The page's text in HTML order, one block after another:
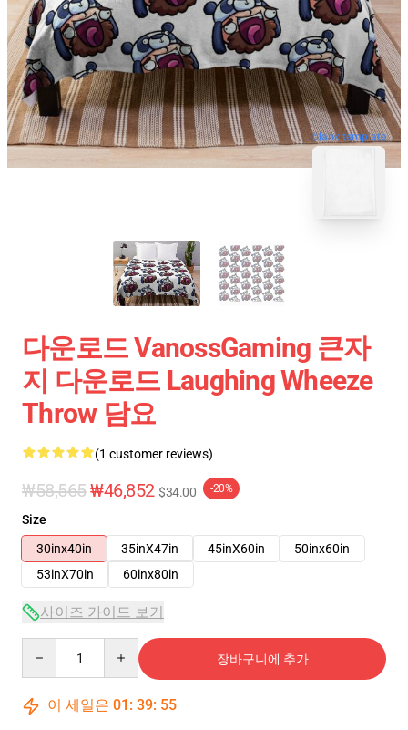
blank template
다운로드 VanossGaming 큰자
지 다운로드 Laughing Wheeze
Throw 담요
(1 customer reviews)
₩58,565₩46,852 $34.00 -20%
Size
30inx40in
35inX47in 45inX60in
50inx60in
53inX70in
60inx80in
사이즈 가이드 보기
장바구니에 추가
이 세일은 01 : 39: 54